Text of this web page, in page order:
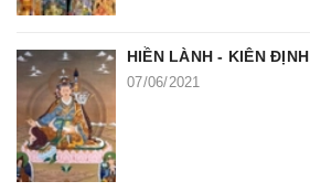
HIỀN LÀNH - KIÊN ĐỊNH
07/06/2021